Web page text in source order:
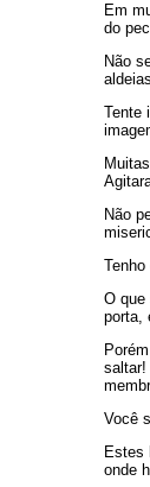
Em
do
Não
Tente
Não
O que
porta,
saltar!
Você
Estes
onde